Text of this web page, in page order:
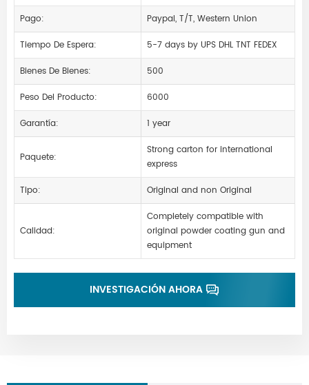
Pago:
Paypal, T/T, Western Union
Tiempo De Espera:
5-7 days by UPS DHL TNT FEDEX
Bienes De Bienes:
500
Peso Del Producto:
6000
Garantía:
1 year
Paquete:
Strong carton for international
express
Tipo:
Original and non Original
Calidad:
Completely compatible with
original powder coating gun and
equipment
INVESTIGACIÓN AHORA